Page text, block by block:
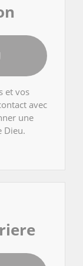
et vos
avec
une
Dieu.